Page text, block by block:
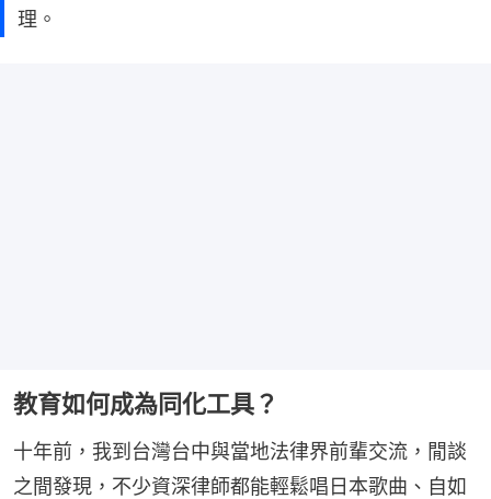
理。
教育如何成為同化工具？
十年前，我到台灣台中與當地法律界前輩交流，閒談
之間發現，不少資深律師都能輕鬆唱日本歌曲、自如